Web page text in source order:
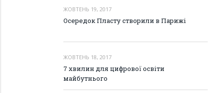
ЖОВТЕНЬ 19, 2017
Осередок Пласту створили в Парижі
ЖОВТЕНЬ 18, 2017
7 хвилин для цифрової освіти
майбутнього